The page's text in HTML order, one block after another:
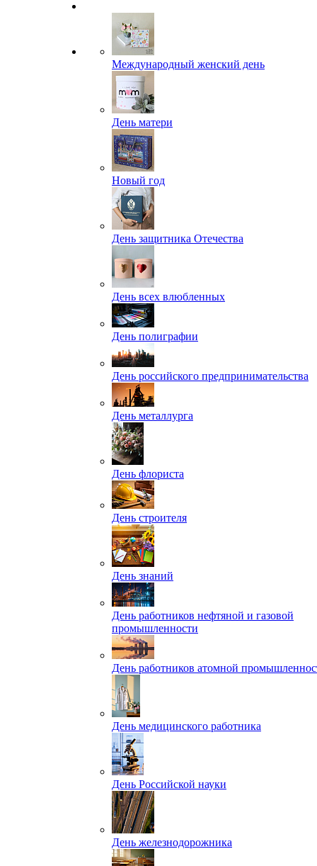
Международный женский день
День матери
Новый год
День защитника Отечества
День всех влюбленных
День полиграфии
День российского предпринимательства
День металлурга
День флориста
День строителя
День знаний
День работников нефтяной и газовой
промышленности
День работников атомной
День медицинского работника
День Российской науки
День железнодорожника